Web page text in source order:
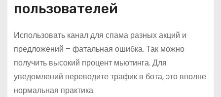
пользователей
Использовать канал для спама разных акций и
предложений – фатальная ошибка. Так можно
получить высокий процент мьютинга. Для
уведомлений переводите трафик в бота, это вполне
нормальная практика.